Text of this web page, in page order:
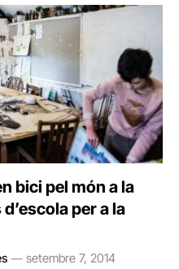
bici pel món a la
per a la
setembre 7, 2014